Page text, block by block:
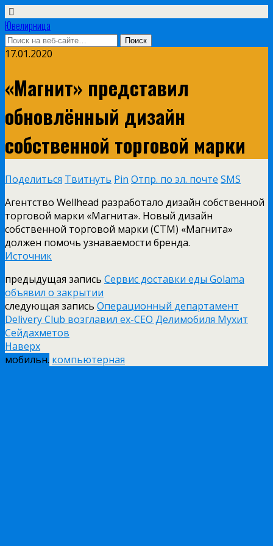
Ювелирница
17.01.2020
«Магнит» представил
обновлённый дизайн
собственной торговой марки
Поделиться Твитнуть Pin Отпр. по эл. почте SMS
Агентство Wellhead разработало дизайн собственной
торговой марки «Магнита». Новый дизайн
собственной торговой марки (СТМ) «Магнита»
должен помочь узнаваемости бренда.
Источник
предыдущая запись Сервис доставки еды Golama
объявил о закрытии
следующая запись Операционный департамент
Delivery Club возглавил ex-CEO Делимобиля Мухит
Сейдахметов
Наверх
мобильн. компьютерная